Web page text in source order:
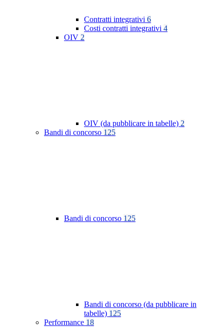
Contratti integrativi 6
Costi contratti integrativi 4
OIV 2
OIV (da pubblicare in tabelle) 2
Bandi di concorso 125
Bandi di concorso 125
Bandi di concorso (da pubblicare in
tabelle) 125
Performance 18